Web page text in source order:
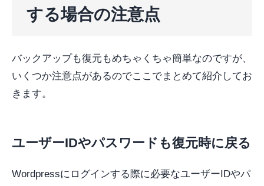
する場合の注意点
バックアップも復元もめちゃくちゃ簡単なのですが、
いくつか注意点があるのでここでまとめて紹介してお
きます。
ユーザーIDやパスワードも復元時に戻る
Wordpressにログインする際に必要なユーザーIDやパ